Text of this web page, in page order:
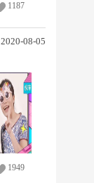
1187
2020-08-05
1949